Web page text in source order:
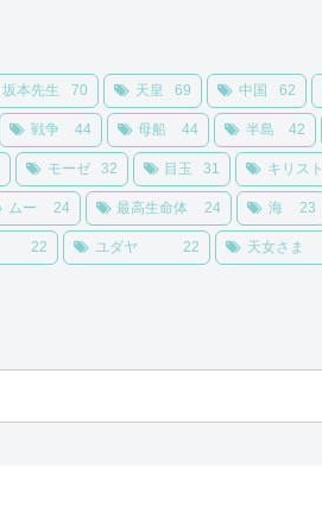
坂本先生 70 天皇 69 中国 62
戦争 44 母船 44 半島 42
モーゼ 32 目玉 31 キリスト
ムー 24 最高生命体 24 海 23
22 ユダヤ 22 天女さま